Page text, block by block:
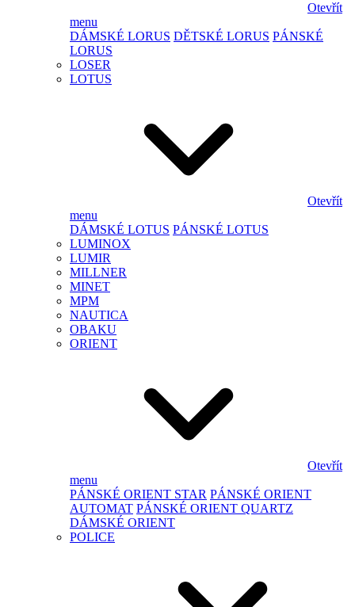
Otevřít
menu
DÁMSKÉ LORUS DĚTSKÉ LORUS PÁNSKÉ
LORUS
LOSER
LOTUS
Otevřít
menu
DÁMSKÉ LOTUS PÁNSKÉ LOTUS
LUMINOX
LUMIR
MILLNER
MINET
MPM
NAUTICA
OBAKU
ORIENT
Otevřít
menu
PÁNSKÉ ORIENT STAR PÁNSKÉ ORIENT
AUTOMAT PÁNSKÉ ORIENT QUARTZ
DÁMSKÉ ORIENT
POLICE